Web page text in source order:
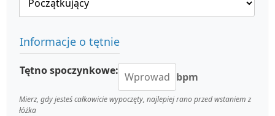
Informacje o tętnie
Tętno spoczynkowe: bpm
Mierz, gdy jesteś całkowicie wypoczęty, najlepiej rano przed wstaniem z
łóżka